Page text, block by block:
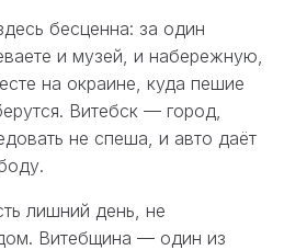
бесценна: за один
и музей, и набережную,
на окраине, куда пешие
Витебск — город,
не спеша, и авто даёт
лишний день, не
Витебщина — один из